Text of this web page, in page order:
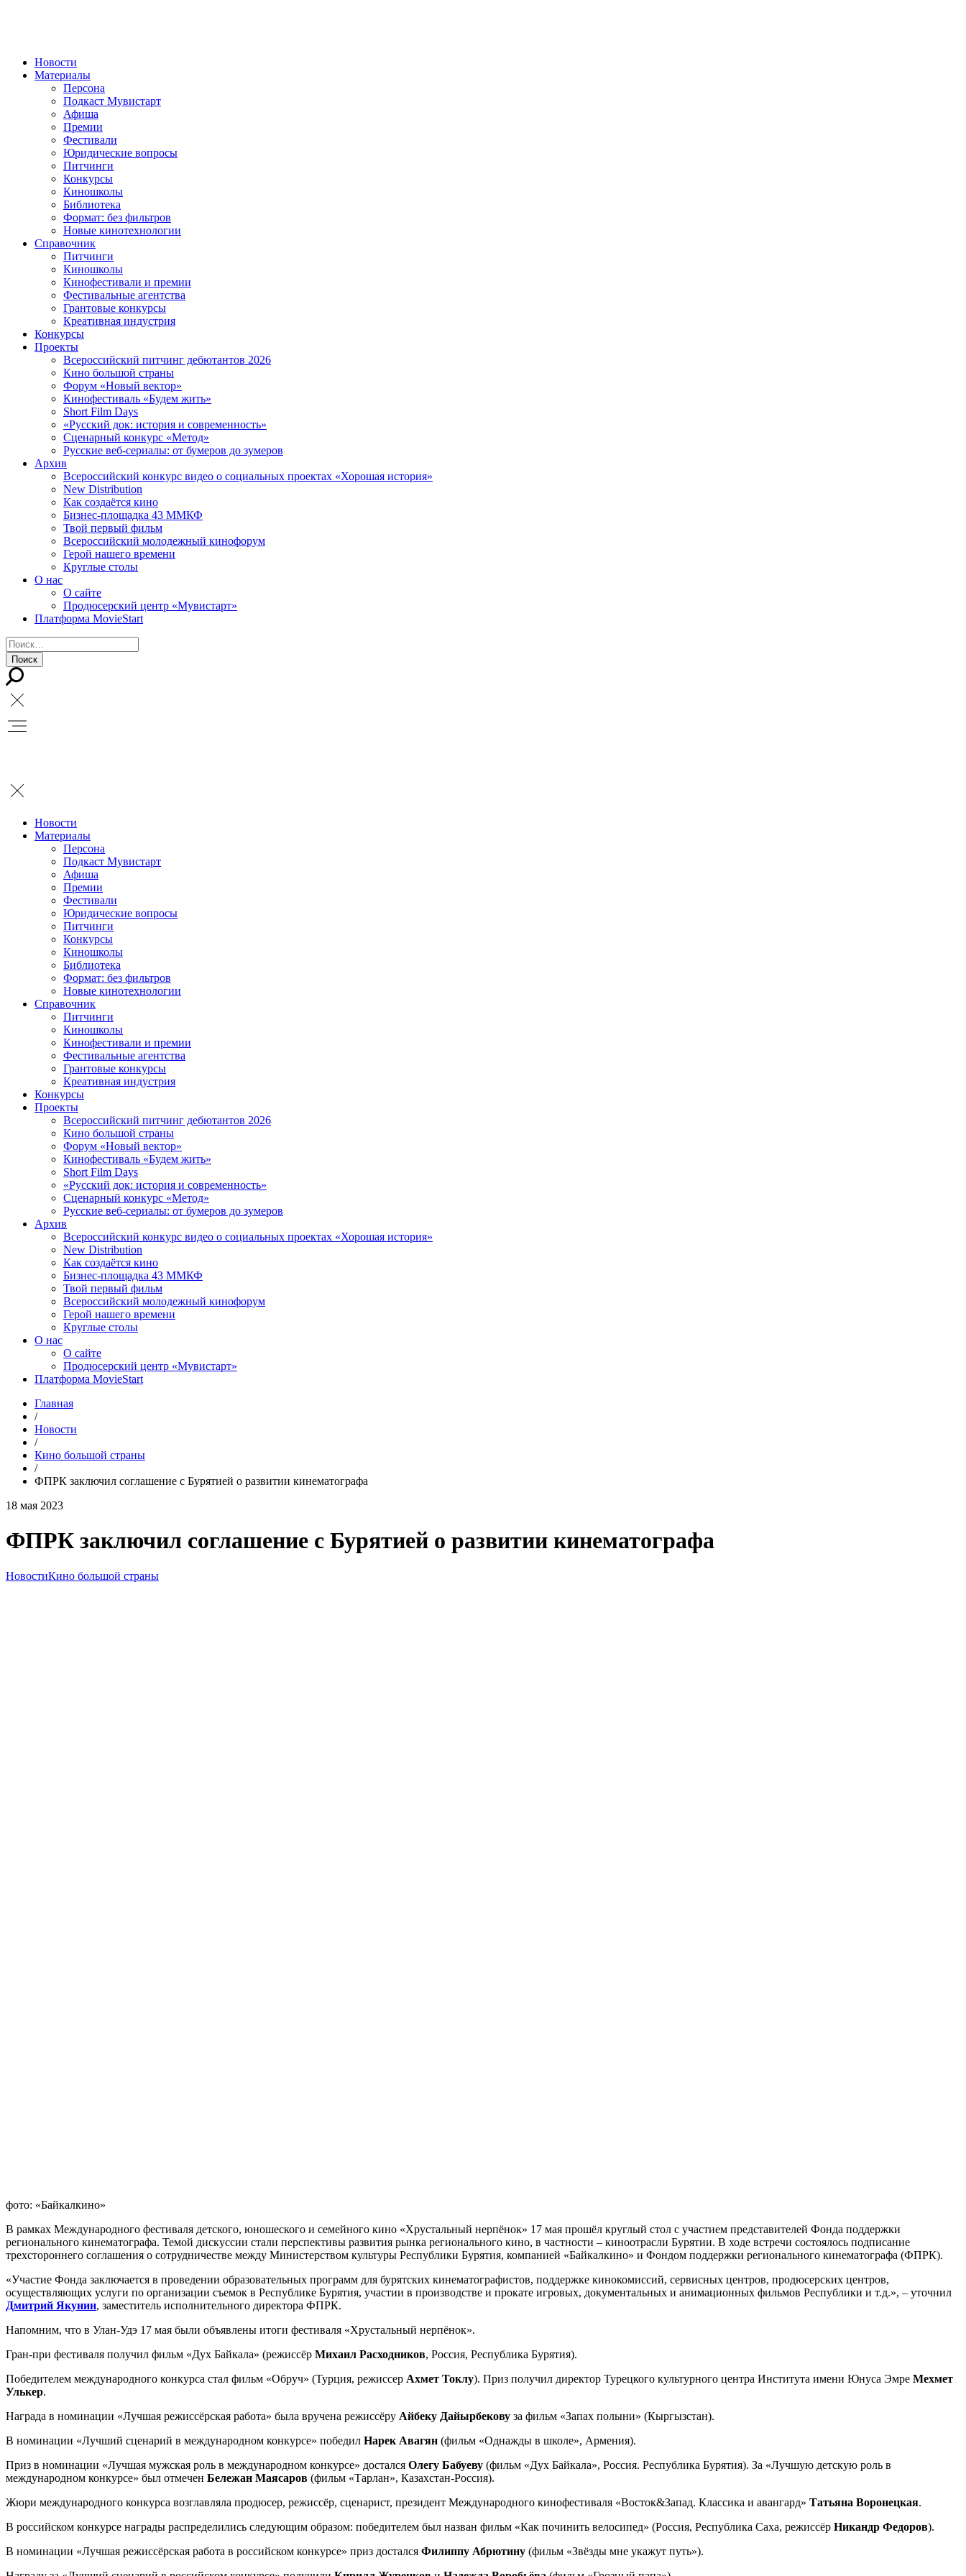
Новости
Материалы
Персона
Подкаст Мувистарт
Афиша
Премии
Фестивали
Юридические вопросы
Питчинги
Конкурсы
Киношколы
Библиотека
Формат: без фильтров
Новые кинотехнологии
Справочник
Питчинги
Киношколы
Кинофестивали и премии
Фестивальные агентства
Грантовые конкурсы
Креативная индустрия
Конкурсы
Проекты
Всероссийский питчинг дебютантов 2026
Кино большой страны
Форум «Новый вектор»
Кинофестиваль «Будем жить»
Short Film Days
«Русский док: история и современность»
Сценарный конкурс «Метод»
Русские веб-сериалы: от бумеров до зумеров
Архив
Всероссийский конкурс видео о социальных проектах «Хорошая история»
New Distribution
Как создаётся кино
Бизнес-площадка 43 ММКФ
Твой первый фильм
Всероссийский молодежный кинофорум
Герой нашего времени
Круглые столы
О нас
О сайте
Продюсерский центр «Мувистарт»
Платформа MovieStart
Новости
Материалы
Персона
Подкаст Мувистарт
Афиша
Премии
Фестивали
Юридические вопросы
Питчинги
Конкурсы
Киношколы
Библиотека
Формат: без фильтров
Новые кинотехнологии
Справочник
Питчинги
Киношколы
Кинофестивали и премии
Фестивальные агентства
Грантовые конкурсы
Креативная индустрия
Конкурсы
Проекты
Всероссийский питчинг дебютантов 2026
Кино большой страны
Форум «Новый вектор»
Кинофестиваль «Будем жить»
Short Film Days
«Русский док: история и современность»
Сценарный конкурс «Метод»
Русские веб-сериалы: от бумеров до зумеров
Архив
Всероссийский конкурс видео о социальных проектах «Хорошая история»
New Distribution
Как создаётся кино
Бизнес-площадка 43 ММКФ
Твой первый фильм
Всероссийский молодежный кинофорум
Герой нашего времени
Круглые столы
О нас
О сайте
Продюсерский центр «Мувистарт»
Платформа MovieStart
Главная
/
Новости
/
Кино большой страны
/
ФПРК заключил соглашение с Бурятией о развитии кинематографа
18 мая 2023
ФПРК заключил соглашение с Бурятией о развитии кинематографа
НовостиКино большой страны
фото: «Байкалкино»
В рамках Международного фестиваля детского, юношеского и семейного кино «Хрустальный нерпёнок» 17 мая прошёл круглый стол с участием представителей Фонда поддержки
регионального кинематографа. Темой дискуссии стали перспективы развития рынка регионального кино, в частности – киноотрасли Бурятии. В ходе встречи состоялось подписание
трехстороннего соглашения о сотрудничестве между Министерством культуры Республики Бурятия, компанией «Байкалкино» и Фондом поддержки регионального кинематографа (ФПРК).
«Участие Фонда заключается в проведении образовательных программ для бурятских кинематографистов, поддержке кинокомиссий, сервисных центров, продюсерских центров,
осуществляющих услуги по организации съемок в Республике Бурятия, участии в производстве и прокате игровых, документальных и анимационных фильмов Республики и т.д.», – уточнил
Дмитрий Якунин, заместитель исполнительного директора ФПРК.
Напомним, что в Улан-Удэ 17 мая были объявлены итоги фестиваля «Хрустальный нерпёнок».
Гран-при фестиваля получил фильм «Дух Байкала» (режиссёр Михаил Расходников, Россия, Республика Бурятия).
Победителем международного конкурса стал фильм «Обруч» (Турция, режиссер Ахмет Токлу). Приз получил директор Турецкого культурного центра Института имени Юнуса Эмре Мехмет
Улькер.
Награда в номинации «Лучшая режиссёрская работа» была вручена режиссёру Айбеку Дайырбекову за фильм «Запах полыни» (Кыргызстан).
В номинации «Лучший сценарий в международном конкурсе» победил Нарек Авагян (фильм «Однажды в школе», Армения).
Приз в номинации «Лучшая мужская роль в международном конкурсе» достался Олегу Бабуеву (фильм «Дух Байкала», Россия. Республика Бурятия). За «Лучшую детскую роль в
международном конкурсе» был отмечен Бележан Маясаров (фильм «Тарлан», Казахстан-Россия).
Жюри международного конкурса возглавляла продюсер, режиссёр, сценарист, президент Международного кинофестиваля «Восток&Запад. Классика и авангард» Татьяна Воронецкая.
В российском конкурсе награды распределились следующим образом: победителем был назван фильм «Как починить велосипед» (Россия, Республика Саха, режиссёр Никандр Федоров).
В номинации «Лучшая режиссёрская работа в российском конкурсе» приз достался Филиппу Абрютину (фильм «Звёзды мне укажут путь»).